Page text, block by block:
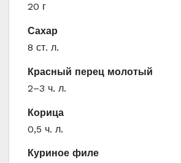
20 г
Сахар
8 ст. л.
Красный перец молотый
2–3 ч. л.
Корица
0,5 ч. л.
Куриное филе